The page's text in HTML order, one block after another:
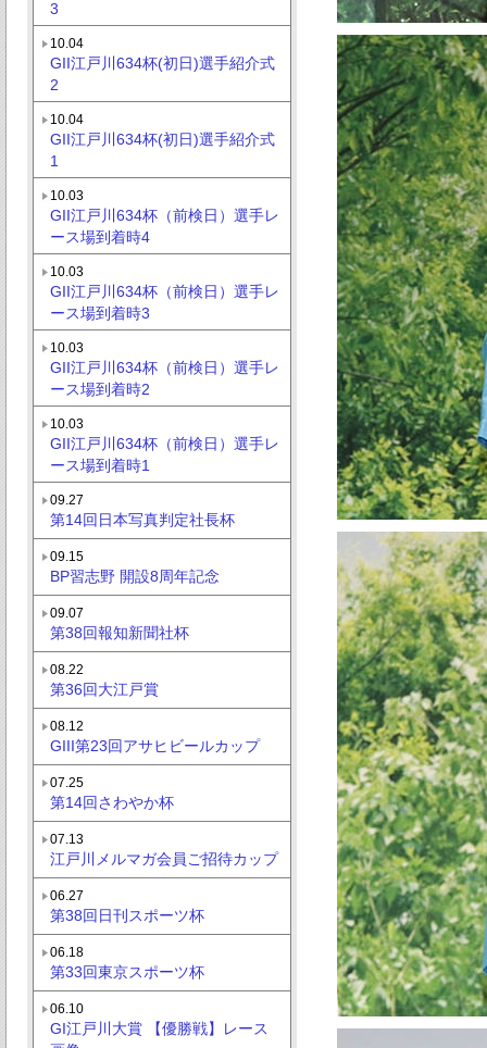
3
10.04
GII江戸川634杯(初日)選手紹介式
2
10.04
GII江戸川634杯(初日)選手紹介式
1
10.03
GII江戸川634杯（前検日）選手レ
ース場到着時4
10.03
GII江戸川634杯（前検日）選手レ
ース場到着時3
10.03
GII江戸川634杯（前検日）選手レ
ース場到着時2
10.03
GII江戸川634杯（前検日）選手レ
ース場到着時1
09.27
第14回日本写真判定社長杯
09.15
BP習志野 開設8周年記念
09.07
第38回報知新聞社杯
08.22
第36回大江戸賞
08.12
GIII第23回アサヒビールカップ
07.25
第14回さわやか杯
07.13
江戸川メルマガ会員ご招待カップ
06.27
第38回日刊スポーツ杯
06.18
第33回東京スポーツ杯
06.10
GI江戸川大賞 【優勝戦】レース